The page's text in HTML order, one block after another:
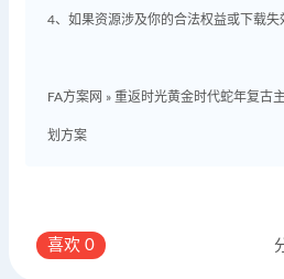
4、如果资源涉及你的合法权益或下载失
FA方案网 » 重返时光黄金时代蛇年复古
划方案
喜欢 0